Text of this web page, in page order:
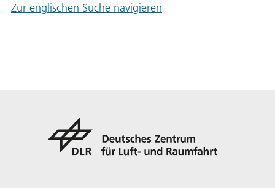
Zur englischen Suche navigieren